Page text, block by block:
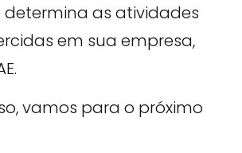
as atividades
em sua empresa,
vamos para o próximo